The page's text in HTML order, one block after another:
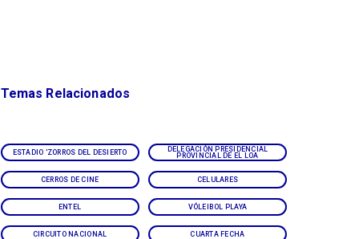
ESTADIO 'ZORROS DEL DESIERTO
DELEGACIÓN PRESIDENCIAL
PROVINCIAL DE EL LOA
CERROS DE CINE CELULARES
ENTEL VÓLEIBOL PLAYA
CIRCUITO NACIONAL CUARTA FECHA
Temas Relacionados